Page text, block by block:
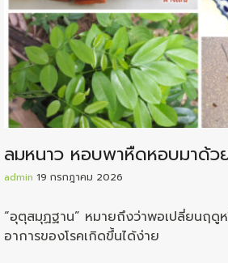
ลมหนาว หอบพาหืดหอบมาด้ว
admin 19 กรกฎาคม 2026
“อุตุสมุฏฐาน” หมายถึงว่าพอเปลี่ยนฤดูห
อาการของโรคเกิดขึ้นได้ง่าย